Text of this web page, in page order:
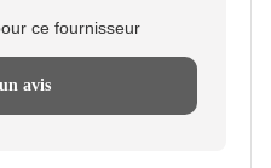
ce fournisseur
avis